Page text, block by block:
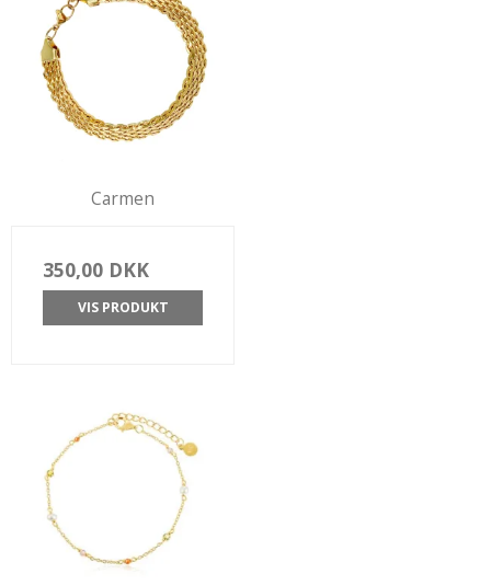
Carmen
350,00 DKK
VIS PRODUKT